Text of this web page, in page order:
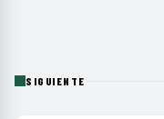
SIGUIENTE